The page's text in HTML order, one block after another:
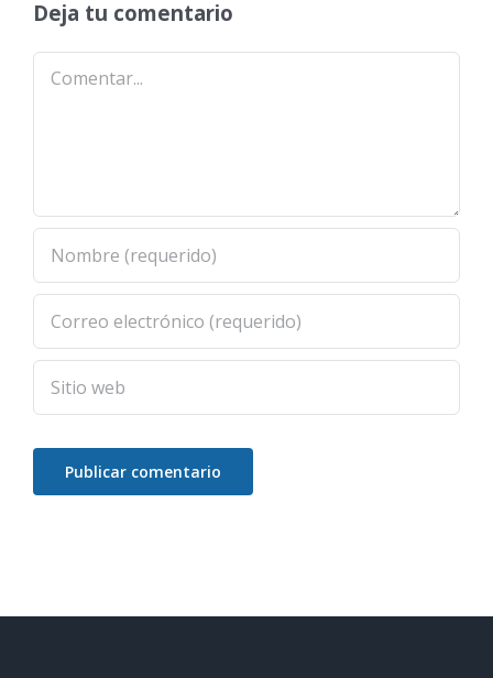
Deja tu comentario
Comentar